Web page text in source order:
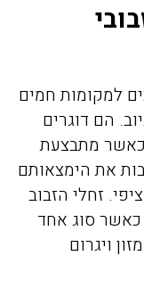
למקומות חמים
הם דוגרים
מתבצעת
את הימצאותם
זחלי הזבוב
כאשר סוג אחד
ויגרום